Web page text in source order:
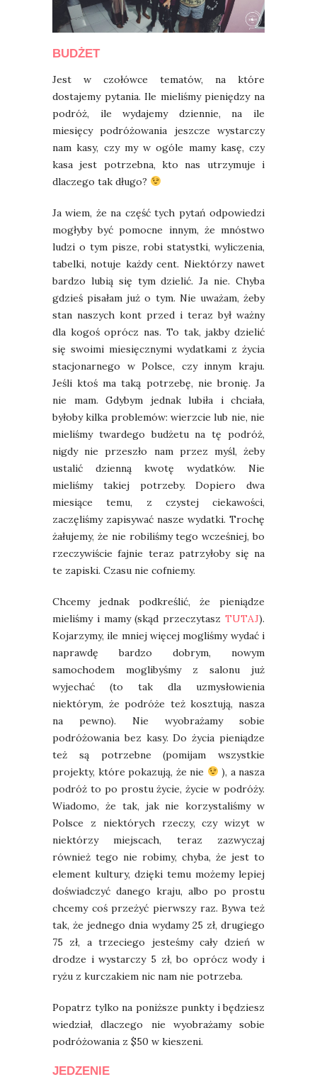
BUDŻET
Jest w czołówce tematów, na które
dostajemy pytania. Ile mieliśmy pieniędzy na
podróż, ile wydajemy dziennie, na ile
miesięcy podróżowania jeszcze wystarczy
nam kasy, czy my w ogóle mamy kasę, czy
kasa jest potrzebna, kto nas utrzymuje i
dlaczego tak długo?
Ja wiem, że na część tych pytań odpowiedzi
mogłyby być pomocne innym, że mnóstwo
ludzi o tym pisze, robi statystki, wyliczenia,
tabelki, notuje każdy cent. Niektórzy nawet
bardzo lubią się tym dzielić. Ja nie. Chyba
gdzieś pisałam już o tym. Nie uważam, żeby
stan naszych kont przed i teraz był ważny
dla kogoś oprócz nas. To tak, jakby dzielić
się swoimi miesięcznymi wydatkami z życia
stacjonarnego w Polsce, czy innym kraju.
Jeśli ktoś ma taką potrzebę, nie bronię. Ja
nie mam. Gdybym jednak lubiła i chciała,
byłoby kilka problemów: wierzcie lub nie, nie
mieliśmy twardego budżetu na tę podróż,
nigdy nie przeszło nam przez myśl, żeby
ustalić dzienną kwotę wydatków. Nie
mieliśmy takiej potrzeby. Dopiero dwa
miesiące temu, z czystej ciekawości,
zaczęliśmy zapisywać nasze wydatki. Trochę
żałujemy, że nie robiliśmy tego wcześniej, bo
rzeczywiście fajnie teraz patrzyłoby się na
te zapiski. Czasu nie cofniemy.
Chcemy jednak podkreślić, że pieniądze
mieliśmy i mamy (skąd przeczytasz TUTAJ).
Kojarzymy, ile mniej więcej mogliśmy wydać i
naprawdę bardzo dobrym, nowym
samochodem moglibyśmy z salonu już
wyjechać (to tak dla uzmysłowienia
niektórym, że podróże też kosztują, nasza
na pewno). Nie wyobrażamy sobie
podróżowania bez kasy. Do życia pieniądze
też są potrzebne (pomijam wszystkie
projekty, które pokazują, że nie
), a nasza
podróż to po prostu życie, życie w podróży.
Wiadomo, że tak, jak nie korzystaliśmy w
Polsce z niektórych rzeczy, czy wizyt w
niektórzy miejscach, teraz zazwyczaj
również tego nie robimy, chyba, że jest to
element kultury, dzięki temu możemy lepiej
doświadczyć danego kraju, albo po prostu
chcemy coś przeżyć pierwszy raz. Bywa też
tak, że jednego dnia wydamy 25 zł, drugiego
75 zł, a trzeciego jesteśmy cały dzień w
drodze i wystarczy 5 zł, bo oprócz wody i
ryżu z kurczakiem nic nam nie potrzeba.
Popatrz tylko na poniższe punkty i będziesz
wiedział, dlaczego nie wyobrażamy sobie
podróżowania z $50 w kieszeni.
JEDZENIE